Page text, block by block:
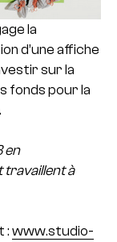
la
d’une affiche
sur la
fonds pour la
en
travaillent à
: www.studio-